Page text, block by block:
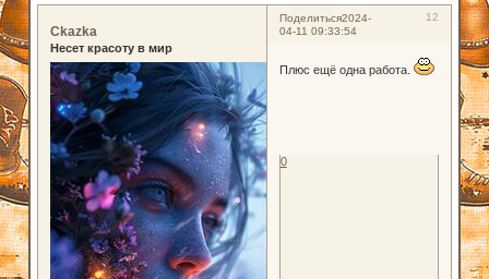
Поделиться 12
2024-
04-11 09:33:54
Ckazka
Несет красоту в мир
Плюс ещё одна работа.
0